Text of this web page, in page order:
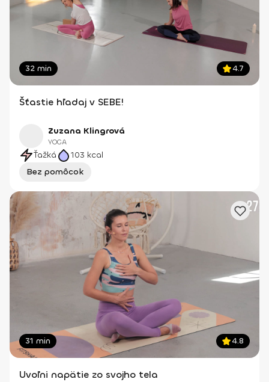
32 min 4.7
Šťastie hľadaj v SEBE!
Zuzana Klingrová
YOGA
Ťažká 103 kcal
Bez pomôcok
31 min 4.8
Uvoľni napätie zo svojho tela